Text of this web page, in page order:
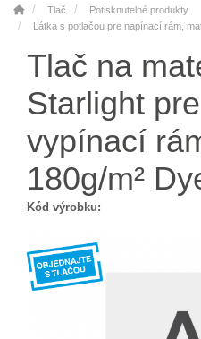
Tlač
Potisknutelné produkty
Látka s potlačou pre napínací rám,
Tlač na
Starlight
vypínací
180g/m²
Kód výrobku: